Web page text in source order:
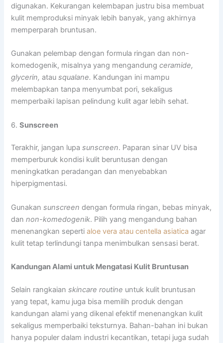
digunakan. Kekurangan kelembapan justru bisa membuat
kulit memproduksi minyak lebih banyak, yang akhirnya
memperparah bruntusan.
Gunakan pelembap dengan formula ringan dan non-
komedogenik, misalnya yang mengandungceramide,
glycerin, atau squalane. Kandungan ini mampu
melembapkan tanpa menyumbat pori, sekaligus
memperbaiki lapisan pelindung kulit agar lebih sehat.
6.Sunscreen
Terakhir, jangan lupasunscreen. Paparan sinar UV bisa
memperburuk kondisi kulit beruntusan dengan
meningkatkan peradangan dan menyebabkan
hiperpigmentasi.
Gunakansunscreen dengan formula ringan, bebas minyak,
dannon-komedogenik. Pilih yang mengandung bahan
menenangkan sepertialoe vera atau centella asiatica agar
kulit tetap terlindungi tanpa menimbulkan sensasi berat.
Kandungan Alami untuk Mengatasi Kulit Bruntusan
Selain rangkaianskincare routine untuk kulit bruntusan
yang tepat, kamu juga bisa memilih produk dengan
kandungan alami yang dikenal efektif menenangkan kulit
sekaligus memperbaiki teksturnya. Bahan-bahan ini bukan
hanya populer dalam industri kecantikan, tetapi juga sudah